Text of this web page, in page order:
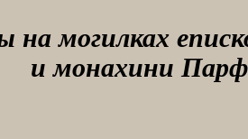
на могилках
и монахини